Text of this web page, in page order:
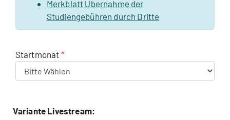
Merkblatt Übernahme der
Studiengebühren durch Dritte
Startmonat
Variante Livestream: